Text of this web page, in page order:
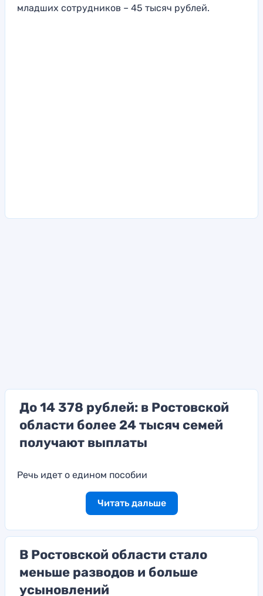
младших сотрудников – 45 тысяч рублей.
До 14 378 рублей: в Ростовской
области более 24 тысяч семей
получают выплаты
Речь идет о едином пособии
Читать дальше
В Ростовской области стало
меньше разводов и больше
усыновлений